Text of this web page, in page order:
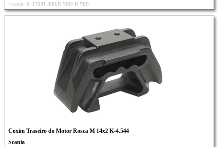
Scania: R 470/R 480/R 500/ R 580
R 620Ônibus: L 94
Coxim Traseiro do Motor Rosca M 14x2 K-4.544
Scania